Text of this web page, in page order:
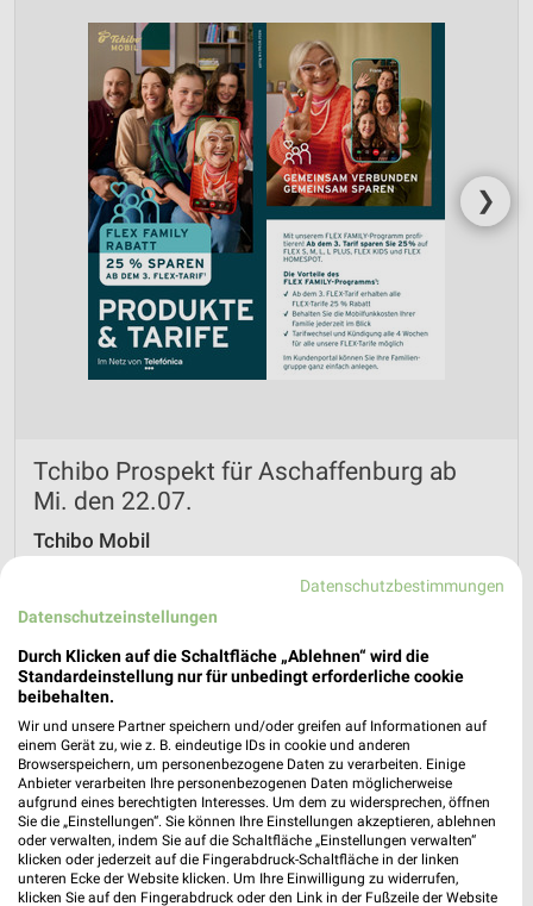
❯
Tchibo Prospekt für Aschaffenburg ab
Mi. den 22.07.
Tchibo Mobil
📅 Kalendereintrag erstellen
AKTIONEN, RABATTE & GUTSCHEINE HANDY & SMARTPHONE
Datenschutzbestimmungen
Datenschutzeinstellungen
Durch Klicken auf die Schaltfläche „Ablehnen“ wird die
Standardeinstellung nur für unbedingt erforderliche cookie
beibehalten.
Wir und unsere Partner speichern und/oder greifen auf Informationen auf
einem Gerät zu, wie z. B. eindeutige IDs in cookie und anderen
Browserspeichern, um personenbezogene Daten zu verarbeiten. Einige
Anbieter verarbeiten Ihre personenbezogenen Daten möglicherweise
aufgrund eines berechtigten Interesses. Um dem zu widersprechen, öffnen
Sie die „Einstellungen“. Sie können Ihre Einstellungen akzeptieren, ablehnen
oder verwalten, indem Sie auf die Schaltfläche „Einstellungen verwalten“
klicken oder jederzeit auf die Fingerabdruck-Schaltfläche in der linken
unteren Ecke der Website klicken. Um Ihre Einwilligung zu widerrufen,
klicken Sie auf den Fingerabdruck oder den Link in der Fußzeile der Website